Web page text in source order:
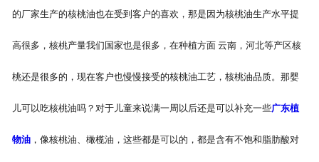
的厂家生产的核桃油也在受到客户的喜欢，那是因为核桃油生产水平提
高很多，核桃产量我们国家也是很多，在种植方面 云南，河北等产区核
桃还是很多的，现在客户也慢慢接受的核桃油工艺，核桃油品质。那婴
儿可以吃核桃油吗？对于儿童来说满一周以后还是可以补充一些广东植
物油，像核桃油、橄榄油，这些都是可以的，都是含有不饱和脂肪酸对